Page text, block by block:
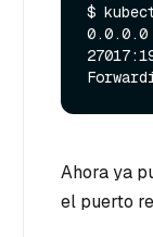
$
0.0.0.0
Ahora ya
el puerto